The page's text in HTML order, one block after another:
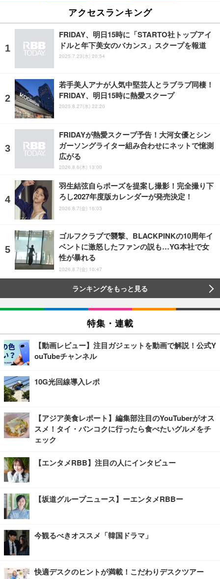
アクセスランキング
FRIDAY、明日15時に「STARTO社トップアイ
ドルと年下美女のバカンス」スクープを報道
2025.7.23(水) 20:54
若手美人アナが人気中堅芸人とラブラブ同棲！
FRIDAY、明日15時に熱愛スクープ
2025.8.27(水) 22:20
FRIDAYが熱愛スクープ予告！大河女優とシン
ガーソングライター組み合わせにネットで憶測
広がる
2026.8.6(木) 13:00
羽生結弦自らポーズを提案し撮影！完全撮り下
ろし2027年度版カレンダーが発売決定！
2026.8.7(金) 16:03
ゴルフクラブで襲撃、BLACKPINKの10周年イ
ベントに激怒したファンの説も…YG本社で女
性が暴れる
2026.8.7(金) 10:47
ランキングをもっと見る
特集・連載
【動画レビュー】注目ガジェットを動画で解説！公式Y
ouTubeチャンネル
10G光回線導入レポ
【アジア美食レポート】編集部注目のYouTuberがオス
スメ！タイ・バンコクに行ったら食べたいグルメをチ
ェック
【エンタメRBB】注目の人にインタビュー
【坂道グループニュース】ーエンタメRBBー
今観るべきオススメ「韓国ドラマ」
快適デスクのヒントが満載！こだわりデスクツアー